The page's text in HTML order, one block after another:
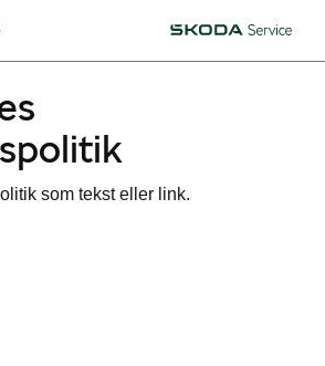
Škoda
som tekst eller link.